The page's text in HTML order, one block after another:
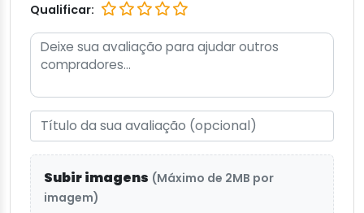
Qualificar:
Subir imagens (Máximo de 2MB por
imagem)